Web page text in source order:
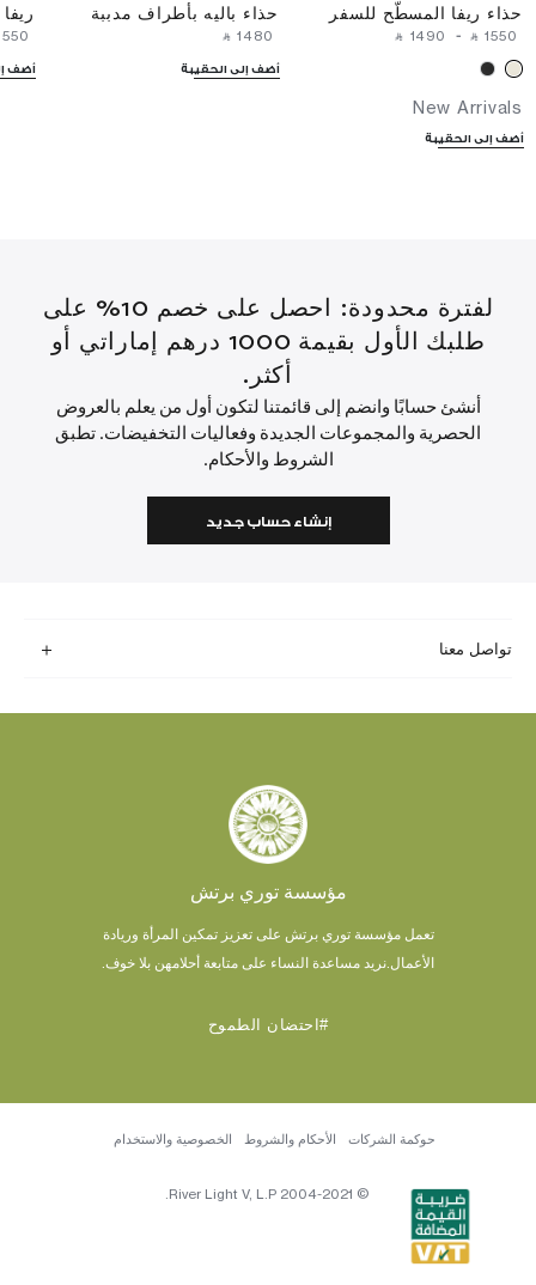
حذاء ريفا المسطّح للسفر
‎ ⃁ ⁦1490⁩ ‎ - ‎ ⃁ ⁦1550⁩ ‎
New Arrivals
أضف إلى الحقيبة
حذاء باليه بأطراف مدببة
‎ ⃁ ⁦1480⁩ ‎
أضف إلى الحقيبة أضف
لفترة محدودة: احصل على خصم 10% على
طلبك الأول بقيمة 1000 درهم إماراتي أو
أكثر.
أنشئ حسابًا وانضم إلى قائمتنا لتكون أول من يعلم بالعروض
الحصرية والمجموعات الجديدة وفعاليات التخفيضات. تطبق
الشروط والأحكام.
إنشاء حساب جديد
تواصل معنا
مؤسسة توري برتش
تعمل مؤسسة توري برتش على تعزيز تمكين المرأة وريادة
الأعمال. نريد مساعدة النساء على متابعة أحلامهن بلا خوف.
#احتضان الطموح
© 2004-2021 River Light V, L.P.
حوكمة الشركات الأحكام والشروط الخصوصية والاستخدام